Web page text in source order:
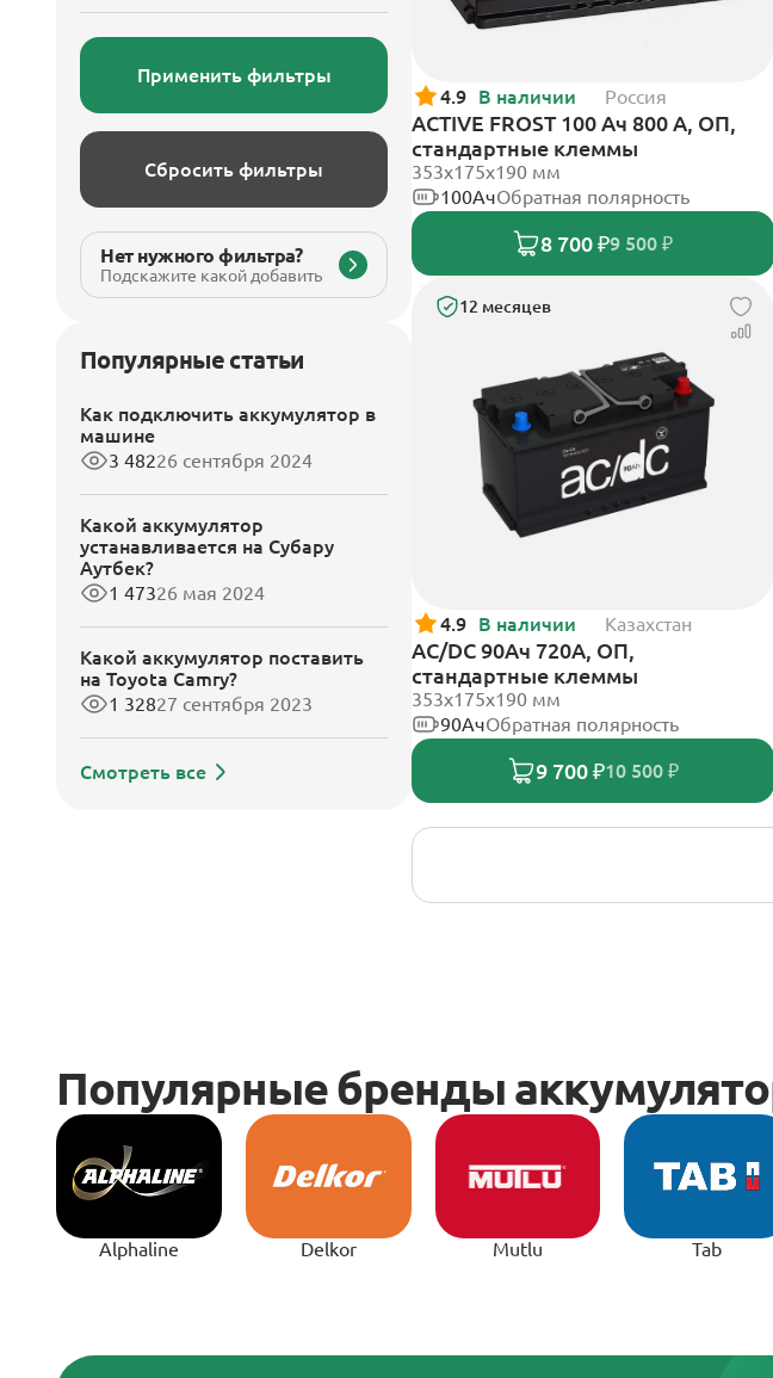
Применить фильтры
Сбросить фильтры
Нет нужного фильтра?
Подскажите какой добавить
Популярные статьи
Как подключить аккумулятор в
машине
3 48226 сентября 2024
Какой аккумулятор
устанавливается на Субару
Аутбек?
1 47326 мая 2024
Какой аккумулятор поставить
на Toyota Camry?
1 32827 сентября 2023
Смотреть все
4.9 В наличии Россия
ACTIVE FROST 100 Ач 800 А, ОП,
стандартные клеммы
353х175х190 мм
100АчОбратная полярность
8 700 ₽9 500 ₽
12 месяцев
4.9 В наличии Казахстан
AC/DC 90Ач 720А, ОП,
стандартные клеммы
353х175х190 мм
90АчОбратная полярность
9 700 ₽10 500 ₽
Alphaline Delkor Mutlu Tab